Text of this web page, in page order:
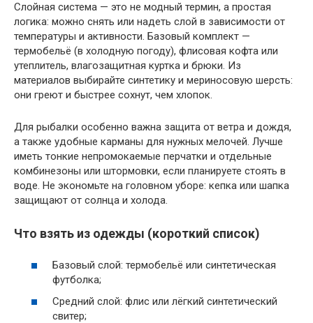
Слойная система — это не модный термин, а простая
логика: можно снять или надеть слой в зависимости от
температуры и активности. Базовый комплект —
термобельё (в холодную погоду), флисовая кофта или
утеплитель, влагозащитная куртка и брюки. Из
материалов выбирайте синтетику и мериносовую шерсть:
они греют и быстрее сохнут, чем хлопок.
Для рыбалки особенно важна защита от ветра и дождя,
а также удобные карманы для нужных мелочей. Лучше
иметь тонкие непромокаемые перчатки и отдельные
комбинезоны или штормовки, если планируете стоять в
воде. Не экономьте на головном уборе: кепка или шапка
защищают от солнца и холода.
Что взять из одежды (короткий список)
Базовый слой: термобельё или синтетическая
футболка;
Средний слой: флис или лёгкий синтетический
свитер;